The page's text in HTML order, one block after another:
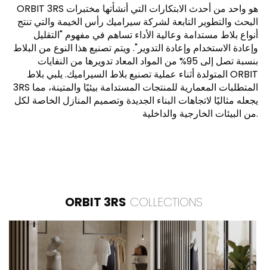
ORBIT 3RS هو واحد من أحدث الابتكارات التي أنشأتها مختبرات
البحث والتطوير التابعة لشركة سيراميك رأس الخيمة والتي تنتج
أنواع بلاط مستدامة وعالية الأداء تساهم في مفهوم "التقليل
وإعادة الاستخدام وإعادة التدوير". ويتم تصنيع هذا النوع من البلاط
بنسبة تصل إلى 95% من المواد المعاد تدويرها من النفايات
المتولدة أثناء عملية تصنيع بلاط السيراميك. يلبي بلاط ORBIT
3RS المتطلبات المعمارية للمنتجات المستدامة بيئيًا والمتينة، مما
يجعله مثاليًا لاتجاهات البناء الجديدة وتصميم المنازل الخاصة لكل
من البيئات الخارجية والداخلية.
ORBIT 3RS COLLECTIONS